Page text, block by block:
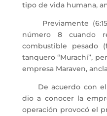
tipo de vida humana,
Previamente (6:15
número 8 cuando
combustible pesado
tanquero “Murachí”,
empresa Maraven,
De acuerdo con el
dio a conocer la
operación provocó el